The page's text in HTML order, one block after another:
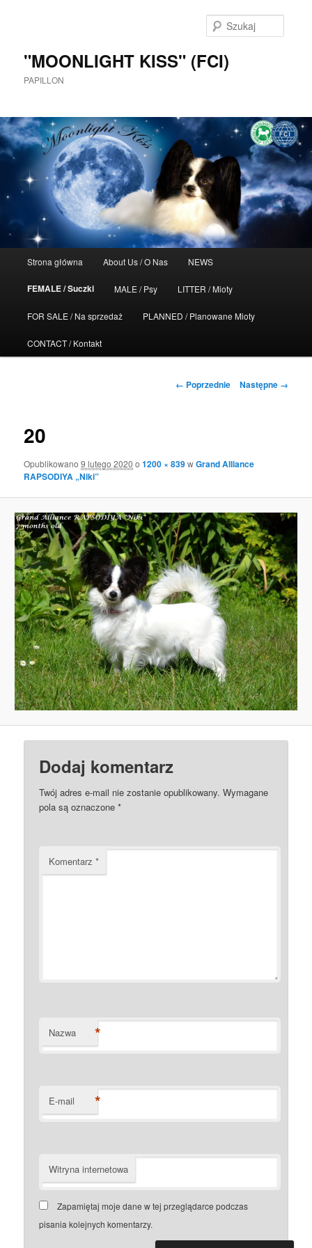
"MOONLIGHT KISS" (FCI)
PAPILLON
Przeskocz
do
tekstu
Strona główna About Us / O Nas NEWS
FEMALE / Suczki MALE / Psy LITTER / Mioty
FOR SALE / Na sprzedaż PLANNED / Planowane Mioty
CONTACT / Kontakt
Nawigacja
← Poprzednie Następne →
20
Opublikowano9 lutego 2020 o1200 × 839wGrand Alliance
RAPSODIYA „Niki”
Dodaj komentarz
Twój adres e-mail nie zostanie opublikowany. Wymagane
pola są oznaczone*
Komentarz*
Nazwa *
E-mail *
Witryna internetowa
Zapamiętaj moje dane w tej przeglądarce podczas
pisania kolejnych komentarzy.